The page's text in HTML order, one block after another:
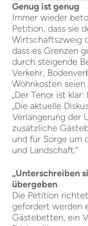
Genug ist genug
Immer wieder
Petition, dass sie
Wirtschaftszweig
dass es Grenzen
durch steigende
Verkehr,
Wohnkosten
„Der Tenor ist
„Die aktuelle
Verlängerung der
zusätzliche
und für Sorge um
und Landschaft.“
„Unterschreiben
übergeben
Die Petition
gefordert werden
Gästebetten, ein